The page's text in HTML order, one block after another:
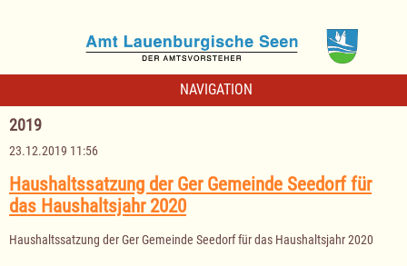
NAVIGATION
2019
23.12.2019 11:56
Haushaltssatzung der Ger Gemeinde Seedorf für
das Haushaltsjahr 2020
Haushaltssatzung der Ger Gemeinde Seedorf für das Haushaltsjahr 2020